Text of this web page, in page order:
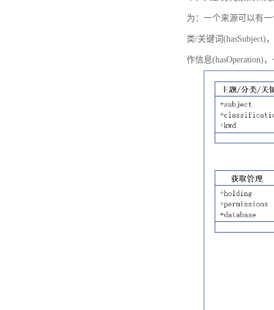
为：一个来源可以有
类/关键词(hasSubject)
作信息(hasOperation)